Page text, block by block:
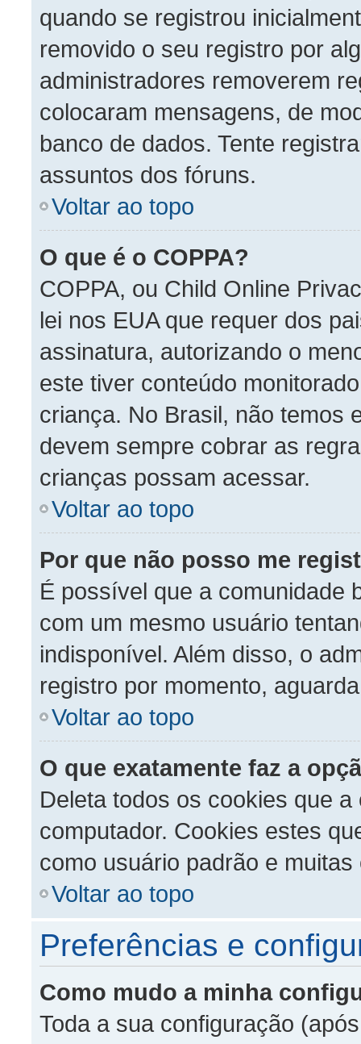
quando se registrou
removido o seu registro por
administradores removerem
colocaram mensagens, de
banco de dados. Tente
assuntos dos fóruns.
Voltar ao topo
O que é o COPPA?
COPPA, ou Child Online
lei nos EUA que requer dos
assinatura, autorizando o
este tiver conteúdo
criança. No Brasil, não temos
devem sempre cobrar as
crianças possam acessar.
Voltar ao topo
Por que não posso me
É possível que a comunidade
com um mesmo usuário
indisponível. Além disso, o
registro por momento,
Voltar ao topo
O que exatamente faz a
Deleta todos os cookies que
computador. Cookies estes
como usuário padrão e
Voltar ao topo
Preferências e
Como mudo a minha
Toda a sua configuração